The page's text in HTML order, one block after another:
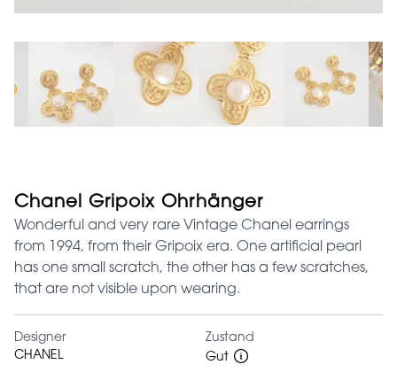
Chanel Gripoix Ohrhänger
Wonderful and very rare Vintage Chanel earrings
from 1994, from their Gripoix era. One artificial pearl
has one small scratch, the other has a few scratches,
that are not visible upon wearing.
Designer
CHANEL
Zustand
Gut